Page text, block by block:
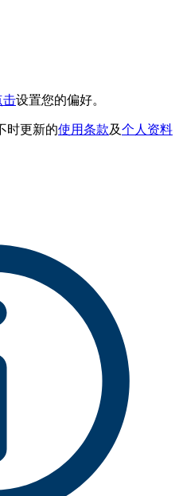
击设置您的偏好。
时更新的使用条款及个人资料